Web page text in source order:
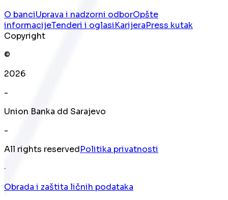
O banciUprava i nadzorni odborOpšte
informacijeTenderi i oglasiKarijeraPress kutak
Copyright
©
2026
-
Union Banka dd Sarajevo
-
All rights reservedPolitika privatnosti
·
Obrada i zaštita ličnih podataka